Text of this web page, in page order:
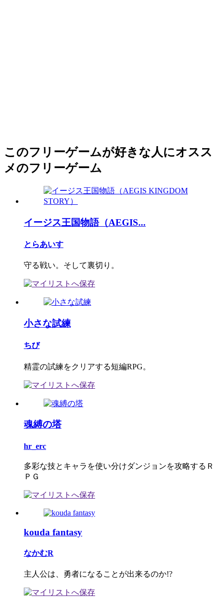
このフリーゲームが好きな人にオスス
メのフリーゲーム
イージス王国物語（AEGIS...
とらあいす
守る戦い。そして裏切り。
小さな試練
ちび
精霊の試練をクリアする短編RPG。
魂縛の塔
hr_erc
多彩な技とキャラを使い分けダンジョンを攻略するＲ
ＰＧ
kouda fantasy
なかむR
主人公は、勇者になることが出来るのか!?